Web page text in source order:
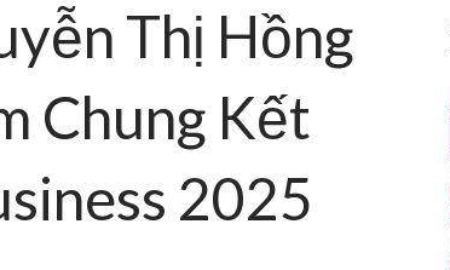
Thị Hồng
Chung Kết
2025